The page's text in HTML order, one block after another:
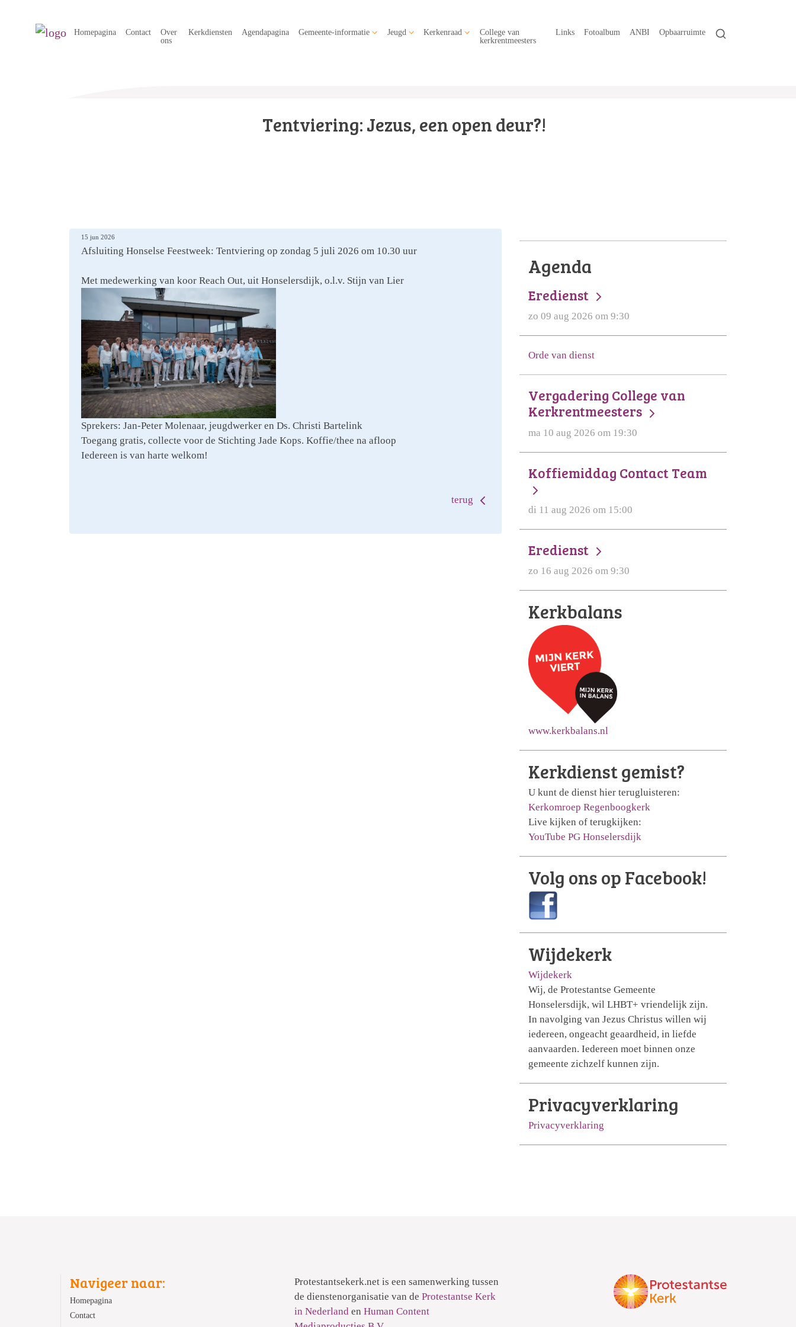
Homepagina Contact
Over
ons
Kerkdiensten Agendapagina Gemeente-informatie Jeugd Kerkenraad
College van
kerkrentmeesters
Links Fotoalbum ANBI Opbaarruimte
Tentviering: Jezus, een open deur?!
15 jun 2026
Afsluiting Honselse Feestweek: Tentviering op zondag 5 juli 2026 om 10.30 uur
Met medewerking van koor Reach Out, uit Honselersdijk, o.l.v. Stijn van Lier
Sprekers: Jan-Peter Molenaar, jeugdwerker en Ds. Christi Bartelink
Toegang gratis, collecte voor de Stichting Jade Kops. Koffie/thee na afloop
Iedereen is van harte welkom!
terug
Agenda
Eredienst
zo 09 aug 2026 om 9:30
Orde van dienst
Vergadering College van
Kerkrentmeesters
ma 10 aug 2026 om 19:30
Koffiemiddag Contact Team
di 11 aug 2026 om 15:00
Eredienst
zo 16 aug 2026 om 9:30
Kerkbalans
www.kerkbalans.nl
Kerkdienst gemist?
U kunt de dienst hier terugluisteren:
Kerkomroep Regenboogkerk
Live kijken of terugkijken:
YouTube PG Honselersdijk
Volg ons op Facebook!
Wijdekerk
Wijdekerk
Wij, de Protestantse Gemeente
Honselersdijk, wil LHBT+ vriendelijk zijn.
In navolging van Jezus Christus willen wij
iedereen, ongeacht geaardheid, in liefde
aanvaarden. Iedereen moet binnen onze
gemeente zichzelf kunnen zijn.
Privacyverklaring
Privacyverklaring
Navigeer naar:
Homepagina
Contact
Protestantsekerk.net is een samenwerking tussen
de dienstenorganisatie van de Protestantse Kerk
in Nederlanden Human Content